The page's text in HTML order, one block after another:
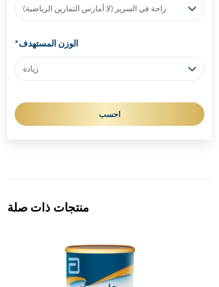
راحة في السرير (لا أمارس التمارين الرياضية)
الوزن المستهدف*
زيادة
احسب
منتجات ذات صلة